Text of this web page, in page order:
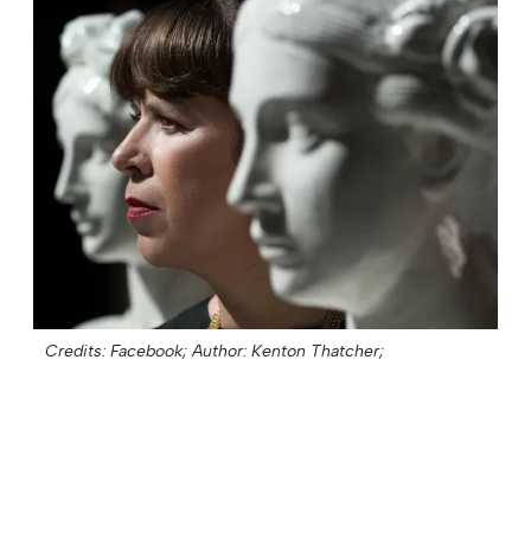
Credits: Facebook; Author: Kenton Thatcher;